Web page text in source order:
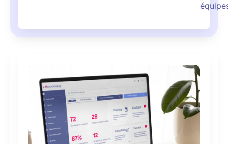
Pilotez
vos
formations
en
temps
réel
progression
Découvrez
les
avantages
de L-
Management